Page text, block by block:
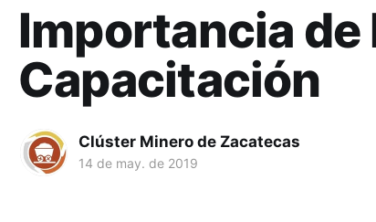
Importancia de
Capacitación
Clúster Minero de Zacatecas
14 de may. de 2019